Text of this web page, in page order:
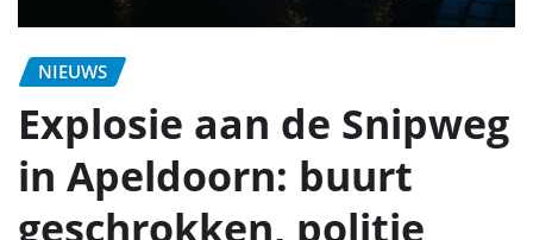
NIEUWS
Explosie aan de Snipweg
in Apeldoorn: buurt
geschrokken, politie